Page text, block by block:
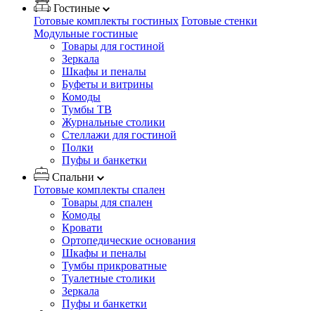
Гостиные
Готовые комплекты гостиных Готовые стенки
Модульные гостиные
Товары для гостиной
Зеркала
Шкафы и пеналы
Буфеты и витрины
Комоды
Тумбы ТВ
Журнальные столики
Стеллажи для гостиной
Полки
Пуфы и банкетки
Спальни
Готовые комплекты спален
Товары для спален
Комоды
Кровати
Ортопедические основания
Шкафы и пеналы
Тумбы прикроватные
Туалетные столики
Зеркала
Пуфы и банкетки